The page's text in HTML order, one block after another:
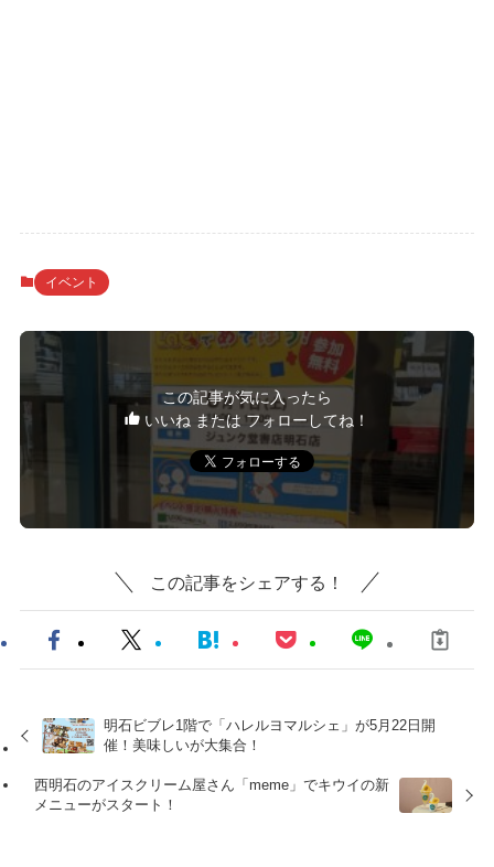
イベント
この記事が気に入ったら
いいね または フォローしてね！
この記事をシェアする！
明石ビブレ1階で「ハレルヨマルシェ」が5月22日開
催！美味しいが大集合！
西明石のアイスクリーム屋さん「meme」でキウイの新
メニューがスタート！